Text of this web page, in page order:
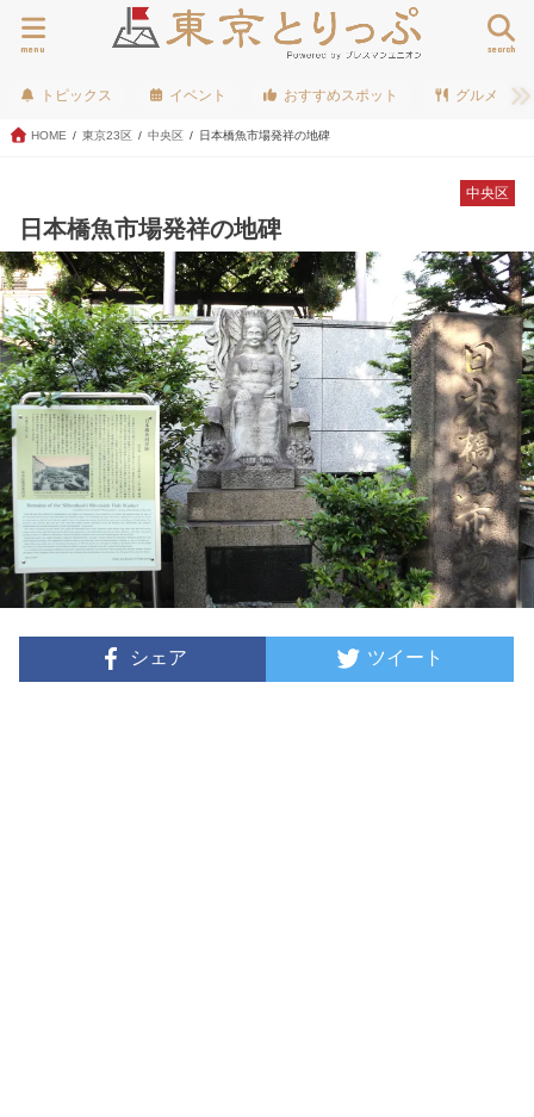
search
menu
トピックス イベント おすすめスポット グルメ
HOME 東京23区 中央区 日本橋魚市場発祥の地碑
中央区
日本橋魚市場発祥の地碑
シェア ツイート